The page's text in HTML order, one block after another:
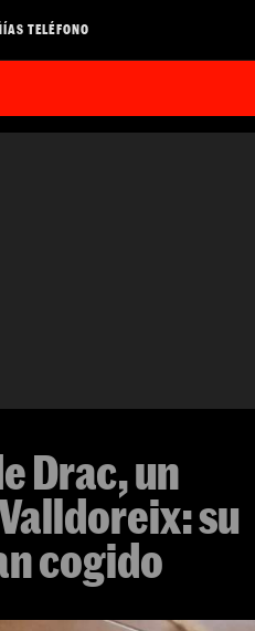
TELÉFONO
Drac, un
su
cogido